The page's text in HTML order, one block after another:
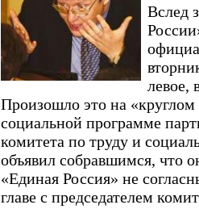
Вслед
левое,
Произошло это на
социальной программе
комитета по труду и
объявил собравшимся, что
«Единая Россия» не
главе с председателем